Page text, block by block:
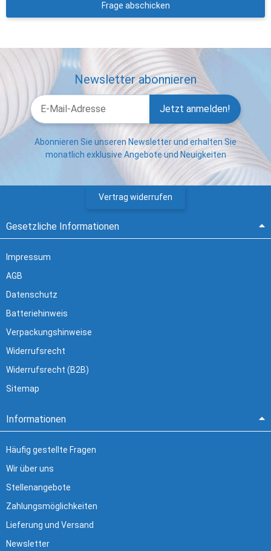
Frage abschicken
Newsletter abonnieren
Jetzt anmelden!
Abonnieren Sie unseren Newsletter und erhalten Sie
monatlich exklusive Angebote und Neuigkeiten
Vertrag widerrufen
Gesetzliche Informationen
Impressum
AGB
Datenschutz
Batteriehinweis
Verpackungshinweise
Widerrufsrecht
Widerrufsrecht (B2B)
Sitemap
Informationen
Häufig gestellte Fragen
Wir über uns
Stellenangebote
Zahlungsmöglichkeiten
Lieferung und Versand
Newsletter